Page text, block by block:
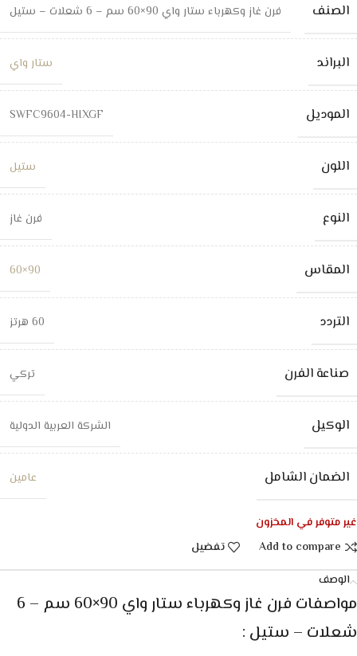
الصنف فرن غاز وكهرباء ستار واي 90×60 سم – 6 شعلات – ستيل
البراند ستار واي
الموديل SWFC9604-HIXGF
اللون ستيل
النوع فرن غاز
المقاس 90×60
التردد 60 هرتز
صناعة الفرن تركي
الوكيل الشركة العربية الدولية
الضمان الشامل عامين
غير متوفر في المخزون
Add to compare
تفضيل
الوصف
مواصفات فرن غاز وكهرباء ستار واي 90×60 سم – 6
شعلات – ستيل :